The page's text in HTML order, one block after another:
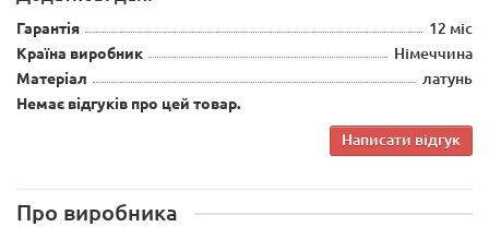
Гарантія 12 міс
Країна виробник Німеччина
Матеріал латунь
Немає відгуків про цей товар.
Написати відгук
Про виробника